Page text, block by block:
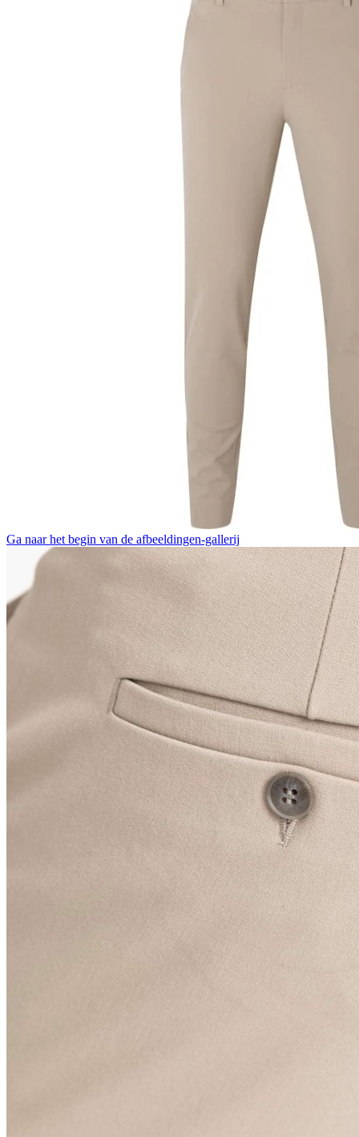
Ga naar het begin van de afbeeldingen-gallerij